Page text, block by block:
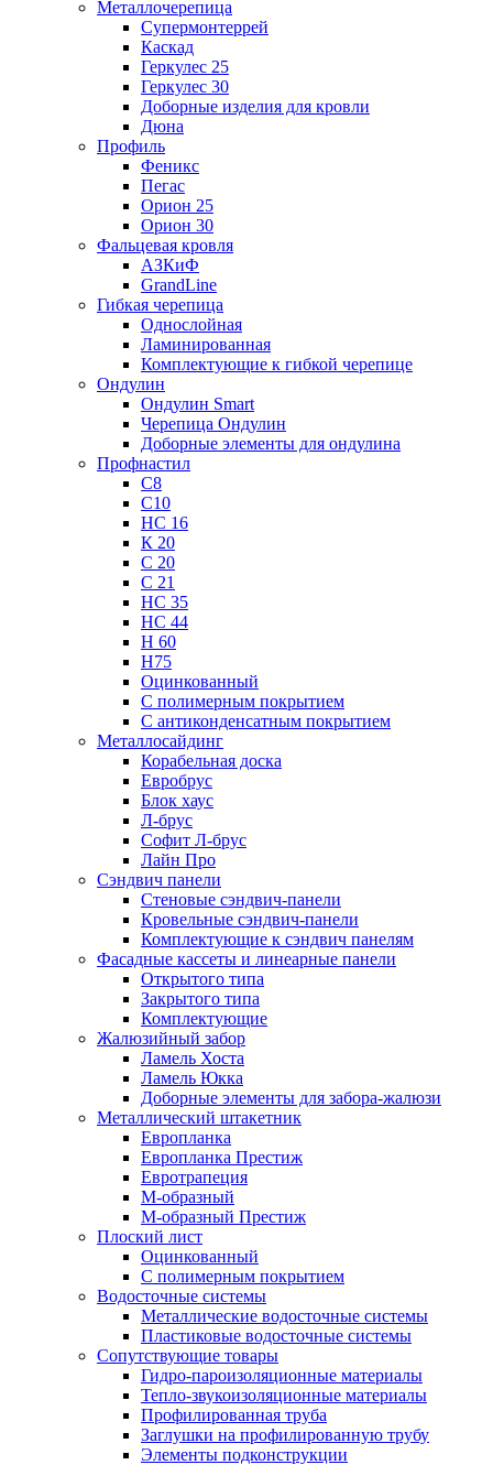
Металлочерепица
Супермонтеррей
Каскад
Геркулес 25
Геркулес 30
Доборные изделия для кровли
Дюна
Профиль
Феникс
Пегас
Орион 25
Орион 30
Фальцевая кровля
АЗКиФ
GrandLine
Гибкая черепица
Однослойная
Ламинированная
Комплектующие к гибкой черепице
Ондулин
Ондулин Smart
Черепица Ондулин
Доборные элементы для ондулина
Профнастил
С8
С10
НС 16
К 20
С 20
С 21
НС 35
НС 44
Н 60
Н75
Оцинкованный
С полимерным покрытием
С антиконденсатным покрытием
Металлосайдинг
Корабельная доска
Евробрус
Блок хаус
Л-брус
Софит Л-брус
Лайн Про
Сэндвич панели
Стеновые сэндвич-панели
Кровельные сэндвич-панели
Комплектующие к сэндвич панелям
Фасадные кассеты и линеарные панели
Открытого типа
Закрытого типа
Комплектующие
Жалюзийный забор
Ламель Хоста
Ламель Юкка
Доборные элементы для забора-жалюзи
Металлический штакетник
Европланка
Европланка Престиж
Евротрапеция
М-образный
М-образный Престиж
Плоский лист
Оцинкованный
С полимерным покрытием
Водосточные системы
Металлические водосточные системы
Пластиковые водосточные системы
Сопутствующие товары
Гидро-пароизоляционные материалы
Тепло-звукоизоляционные материалы
Профилированная труба
Заглушки на профилированную трубу
Элементы подконструкции